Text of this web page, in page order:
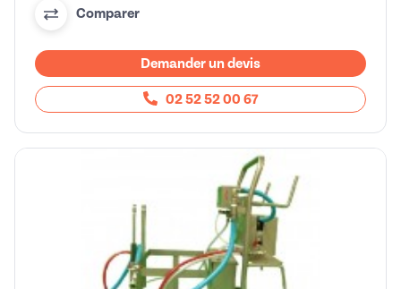
Comparer
Demander un devis
02 52 52 00 67